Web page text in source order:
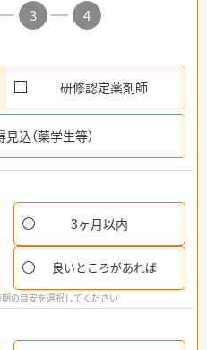
3
4
研修認定薬剤師
込（薬学生等）
3ヶ月以内
良いところがあれば
の目安を選択してください